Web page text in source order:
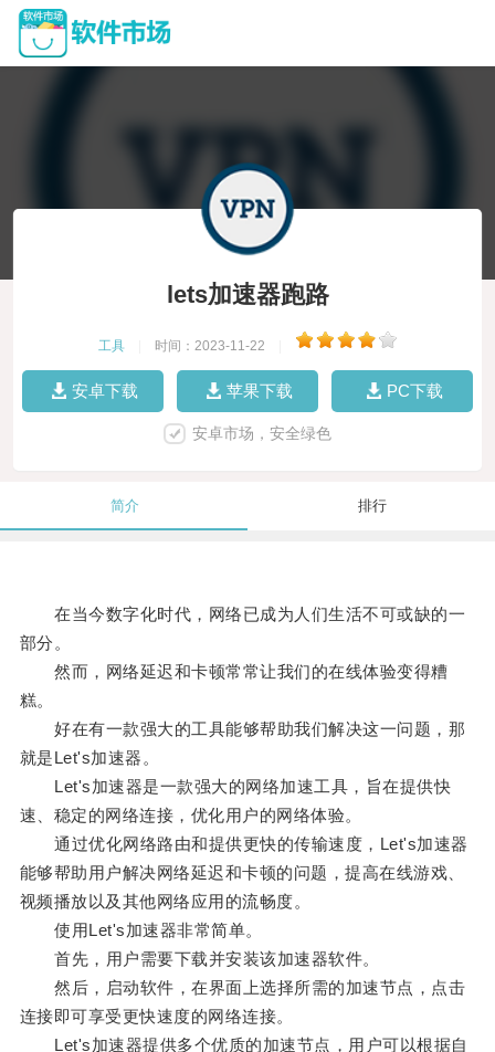
lets加速器跑路
工具 时间：2023-11-22
安卓下载 苹果下载 PC下载
安卓市场，安全绿色
简介 排行
在当今数字化时代，网络已成为人们生活不可或缺的一
部分。
然而，网络延迟和卡顿常常让我们的在线体验变得糟
糕。
好在有一款强大的工具能够帮助我们解决这一问题，那
就是Let's加速器。
Let's加速器是一款强大的网络加速工具，旨在提供快
速、稳定的网络连接，优化用户的网络体验。
通过优化网络路由和提供更快的传输速度，Let's加速器
能够帮助用户解决网络延迟和卡顿的问题，提高在线游戏、
视频播放以及其他网络应用的流畅度。
使用Let's加速器非常简单。
首先，用户需要下载并安装该加速器软件。
然后，启动软件，在界面上选择所需的加速节点，点击
连接即可享受更快速度的网络连接。
Let's加速器提供多个优质的加速节点，用户可以根据自